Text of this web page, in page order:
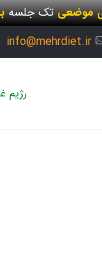
موضعیتک جلسه
info@mehrdiet.ir
رژیم